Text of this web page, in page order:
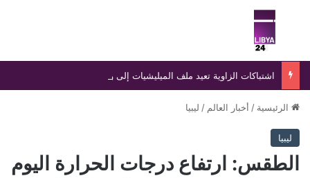
بحث عن
الرئيسية / أخبار العالم / ليبيا
ليبيا
الطقس: ارتفاع درجات الحرارة اليوم